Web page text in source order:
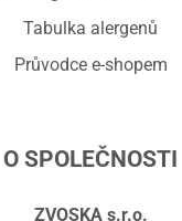
Tabulka alergenů
Průvodce e-shopem
O SPOLEČNOSTI
ZVOSKA s.r.o.